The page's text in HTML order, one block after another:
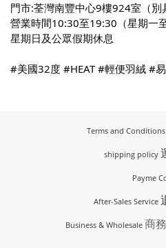
門市:荃灣南豐中心9樓924室（別
營業時間10:30至19:30（星期一
星期日及公眾假期休息
#美國32度 #HEAT #輕便羽絨 #
Terms and Conditions
shipping policy
Payme
After-Sales Service
Business & Wholesale 商